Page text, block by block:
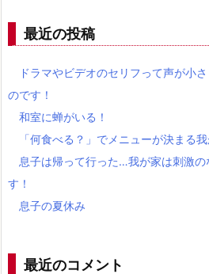
最近の投稿
ドラマやビデオのセリフって声が小
のです！
和室に蝉がいる！
「何食べる？」でメニューが決まる
息子は帰って行った…我が家は刺激の
す！
息子の夏休み
最近のコメント